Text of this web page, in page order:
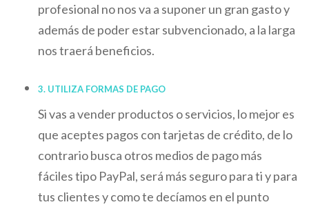
profesional no nos va a suponer un gran gasto y
además de poder estar subvencionado, a la larga
nos traerá beneficios.
3. UTILIZA FORMAS DE PAGO
Si vas a vender productos o servicios, lo mejor es
que aceptes pagos con tarjetas de crédito, de lo
contrario busca otros medios de pago más
fáciles tipo PayPal, será más seguro para ti y para
tus clientes y como te decíamos en el punto